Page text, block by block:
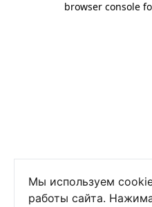
browser console
Мы используем
работы сайта.